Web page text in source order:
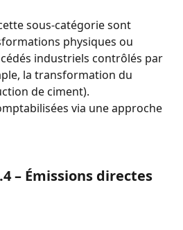
sous-catégorie sont
physiques ou
industriels contrôlés par
la transformation du
de ciment).
via une approche
– Émissions directes